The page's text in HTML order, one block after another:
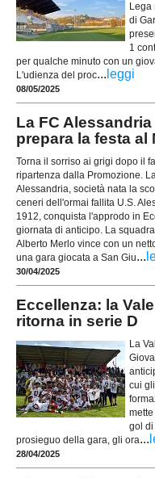
Lega
di
1
per qualche minuto con un
L'udienza del proc... leggi
08/05/2025
La FC
prepara la festa al
Torna il sorriso ai grigi dopo il
ripartenza dalla Promozione.
Alessandria, società nata la
ceneri dell'ormai fallita U.S.
1912, conquista l'approdo in
giornata di anticipo. La
Alberto Merlo vince con un
una gara giocata a San Giu...
30/04/2025
Eccellenza: la
ritorna in serie D
La
cui
gol di
prosieguo della gara, gli ora...
28/04/2025